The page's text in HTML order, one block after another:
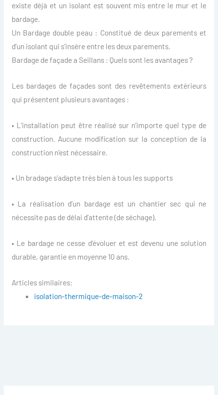
existe déjà et un isolant est souvent mis entre le mur et le
bardage.
Un Bardage double peau : Constitué de deux parements et
d’un isolant qui s’insère entre les deux parements.
Bardage de façade a Seillans : Quels sont les avantages ?
Les bardages de façades sont des revêtements extérieurs
qui présentent plusieurs avantages :
• L’installation peut être réalisé sur n’importe quel type de
construction. Aucune modification sur la conception de la
construction n’est nécessaire.
• Un bradage s’adapte très bien à tous les supports
• La réalisation d’un bardage est un chantier sec qui ne
nécessite pas de délai d’attente (de séchage).
• Le bardage ne cesse d’évoluer et est devenu une solution
durable, garantie en moyenne 10 ans.
Articles similaires:
isolation-thermique-de-maison-2